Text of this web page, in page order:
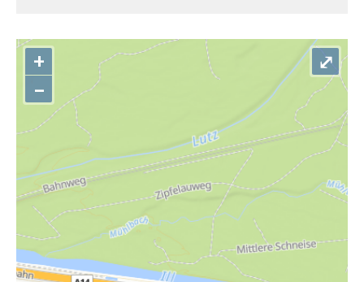
+
–
⤢